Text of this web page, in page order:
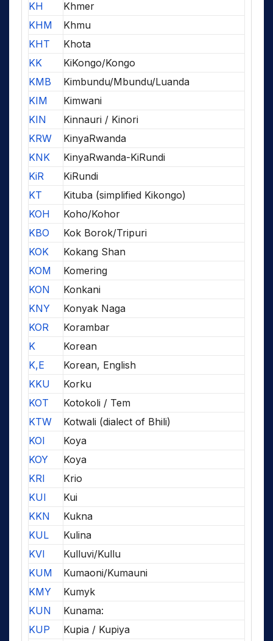
KH
Khmer
KHM
Khmu
KHT
Khota
KK
KiKongo/Kongo
KMB
Kimbundu/Mbundu/Luanda
KIM
Kimwani
KIN
Kinnauri / Kinori
KRW
KinyaRwanda
KNK
KinyaRwanda-KiRundi
KiR
KiRundi
KT
Kituba (simplified Kikongo)
KOH
Koho/Kohor
KBO
Kok Borok/Tripuri
KOK
Kokang Shan
KOM
Komering
KON
Konkani
KNY
Konyak Naga
KOR
Korambar
K
Korean
K,E
Korean, English
KKU
Korku
KOT
Kotokoli / Tem
KTW
Kotwali (dialect of Bhili)
KOI
Koya
KOY
Koya
KRI
Krio
KUI
Kui
KKN
Kukna
KUL
Kulina
KVI
Kulluvi/Kullu
KUM
Kumaoni/Kumauni
KMY
Kumyk
KUN
Kunama:
KUP
Kupia / Kupiya